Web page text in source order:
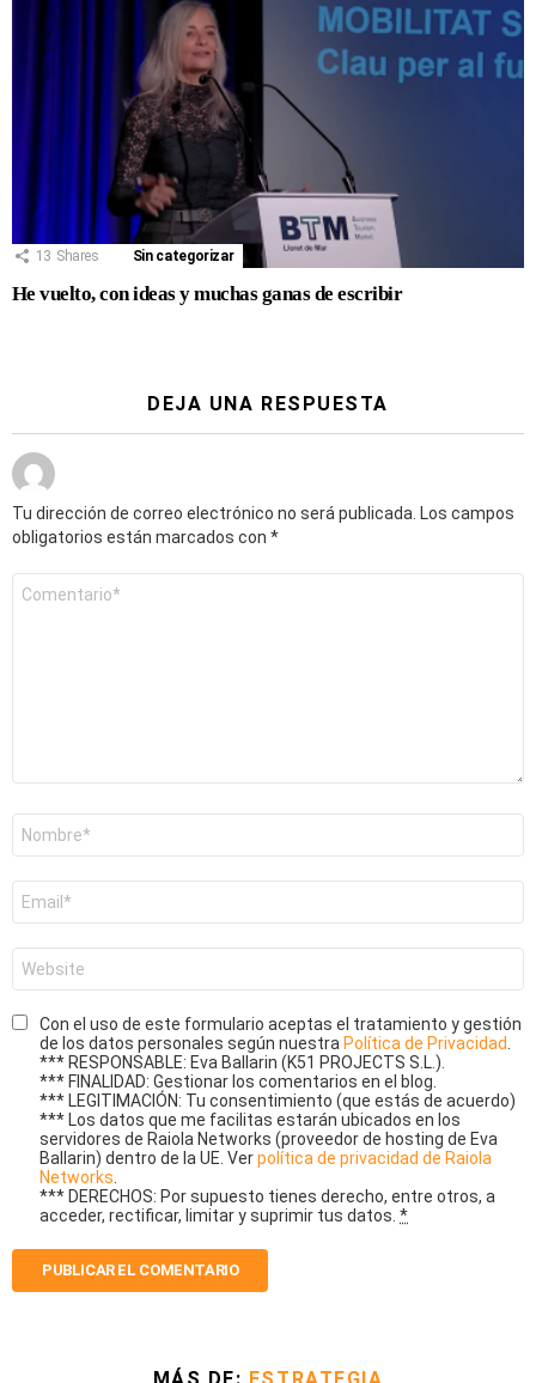
13 Shares Sin categorizar
He vuelto, con ideas y muchas ganas de escribir
DEJA UNA RESPUESTA
Tu dirección de correo electrónico no será publicada. Los campos
obligatorios están marcados con *
electrónico
*
Con el uso de este formulario aceptas el tratamiento y gestión
de los datos personales según nuestra Política de Privacidad
*** RESPONSABLE: Eva Ballarin (K51 PROJECTS S.L.).
*** FINALIDAD: Gestionar los comentarios en el blog.
*** LEGITIMACIÓN: Tu consentimiento (que estás de acuerdo)
*** Los datos que me facilitas estarán ubicados en los
servidores de Raiola Networks (proveedor de hosting de Eva
Ballarin) dentro de la UE. Verpolítica de privacidad de Raiola
Networks
*** DERECHOS: Por supuesto tienes derecho, entre otros, a
acceder, rectificar, limitar y suprimir tus datos. *